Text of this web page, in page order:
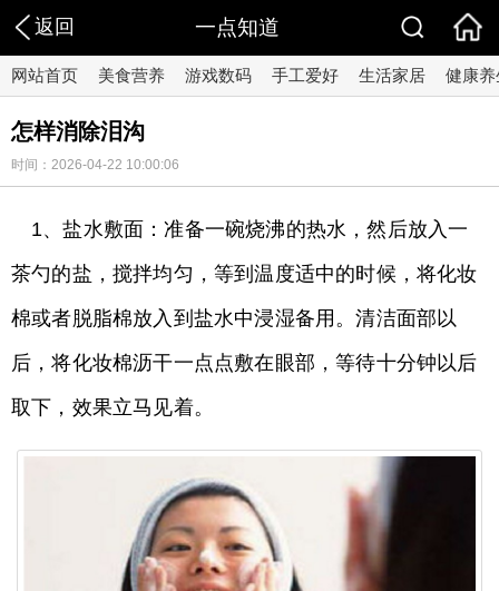
返回 一点知道
网站首页 美食营养 游戏数码 手工爱好 生活家居 健康养
怎样消除泪沟
时间：2026-04-22 10:00:06
1、盐水敷面：准备一碗烧沸的热水，然后放入一
茶勺的盐，搅拌均匀，等到温度适中的时候，将化妆
棉或者脱脂棉放入到盐水中浸湿备用。清洁面部以
后，将化妆棉沥干一点点敷在眼部，等待十分钟以后
取下，效果立马见着。